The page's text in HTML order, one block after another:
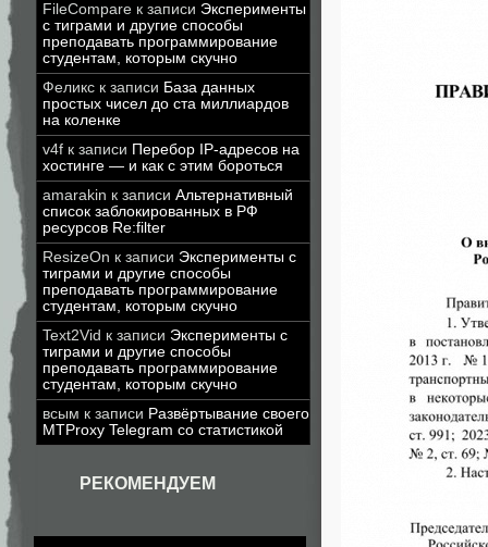
FileCompare к записи Эксперименты
с тиграми и другие способы
преподавать программирование
студентам, которым скучно
Феликс к записи База данных
простых чисел до ста миллиардов
на коленке
v4f к записи Перебор IP-адресов на
хостинге — и как с этим бороться
amarakin к записи Альтернативный
список заблокированных в РФ
ресурсов Re:filter
ResizeOn к записи Эксперименты с
тиграми и другие способы
преподавать программирование
студентам, которым скучно
Text2Vid к записи Эксперименты с
тиграми и другие способы
преподавать программирование
студентам, которым скучно
всым к записи Развёртывание своего
MTProxy Telegram со статистикой
РЕКОМЕНДУЕМ